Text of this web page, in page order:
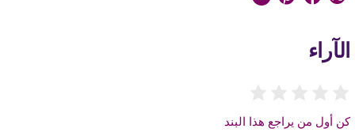
الآراء
كن أول من يراجع هذا البند